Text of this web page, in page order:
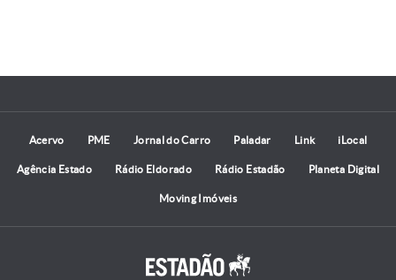
Acervo PME Jornal do Carro Paladar Link iLocal
Agência Estado Rádio Eldorado Rádio Estadão Planeta Digital
Moving Imóveis